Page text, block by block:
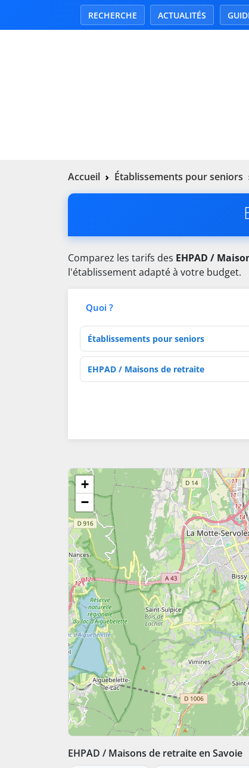
RECHERCHE ACTUALITÉS
Accueil Établissements pour seniors
Comparez les tarifs des EHPAD /
l'établissement adapté à votre budget.
Quoi ?
Type d'établissement
Activités de soins
+
−
EHPAD / Maisons de retraite en Savoie